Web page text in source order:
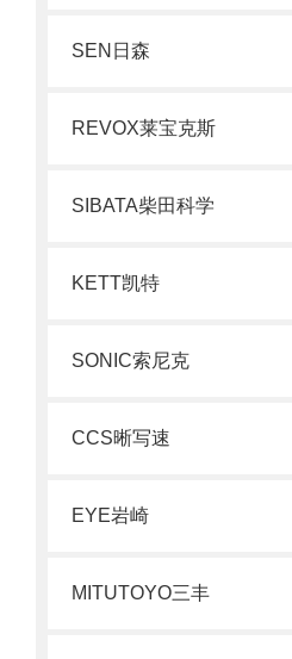
SEN日森
REVOX莱宝克斯
SIBATA柴田科学
KETT凯特
SONIC索尼克
CCS晰写速
EYE岩崎
MITUTOYO三丰